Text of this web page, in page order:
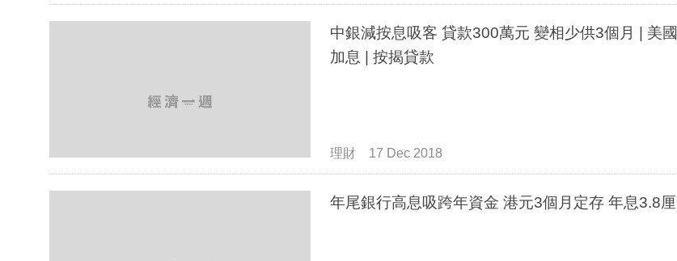
中銀減按息吸客 貸款300萬元 變相少供3個月 | 美國
加息 | 按揭貸款
理財 17 Dec 2018
年尾銀行高息吸跨年資金 港元3個月定存 年息3.8厘